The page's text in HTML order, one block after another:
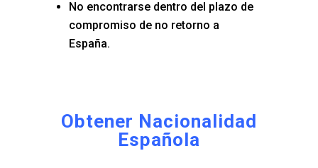
No encontrarse dentro del plazo de
compromiso de no retorno a
España.
Obtener Nacionalidad
Española